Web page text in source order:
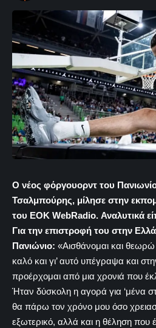
Ο νέος φόργουορντ του
Τσαλμπούρης, μίλησε στην
του EOK WebRadio. Αναλυτικά
Για την επιστροφή του στην
Πανιώνιο: «Αισθάνομαι και θεωρώ
καλό και γι’ αυτό υπέγραψα και
προέρχομαι από μια χρονιά που
Ήταν δύσκολη η αγορά για ‘μένα
θα πάρω τον χρόνο μου όσο
εξωτερικό, αλλά και η θέληση που